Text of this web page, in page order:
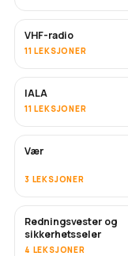
VHF-radio
11 LEKSJONER
IALA
11 LEKSJONER
Vær
3 LEKSJONER
Redningsvester og
sikkerhetsseler
4 LEKSJONER